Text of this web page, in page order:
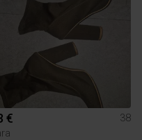
€
38